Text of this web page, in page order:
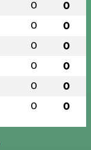
0 0
0 0
0 0
0 0
0 0
0 0